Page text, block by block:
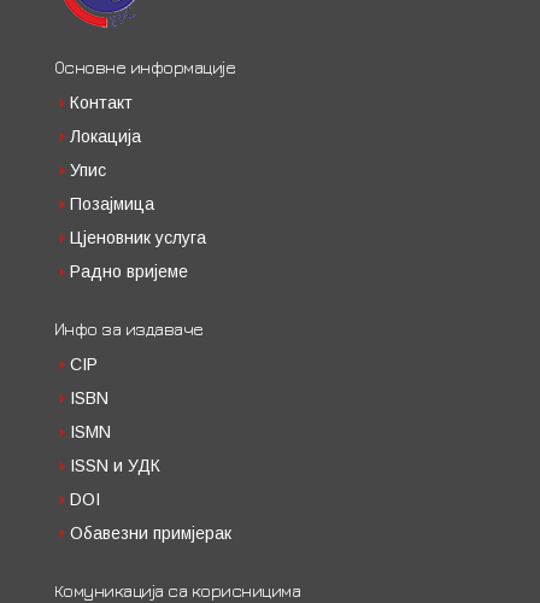
Основне информације
Контакт
Локација
Упис
Позајмица
Цјеновник услуга
Радно вријеме
Инфо за издаваче
CIP
ISBN
ISMN
ISSN и УДК
DOI
Обавезни примјерак
Комуникација са корисницима